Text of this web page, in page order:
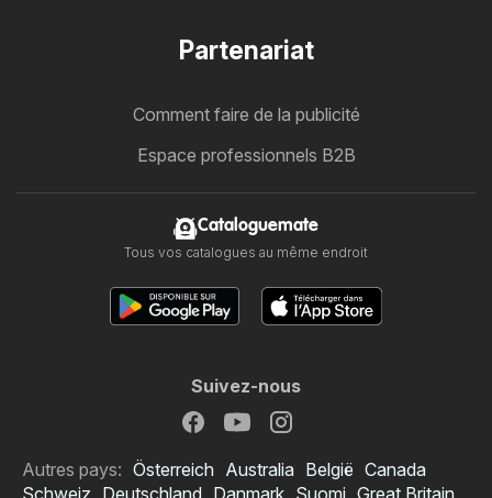
Partenariat
Comment faire de la publicité
Espace professionnels B2B
Cataloguemate
Tous vos catalogues au même endroit
Suivez-nous
Autres pays: Österreich Australia België Canada
Schweiz Deutschland Danmark Suomi Great Britain